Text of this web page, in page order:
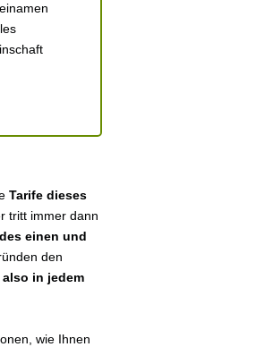
Tarife dieses
tritt immer dann
einen und
den
in jedem
wie Ihnen